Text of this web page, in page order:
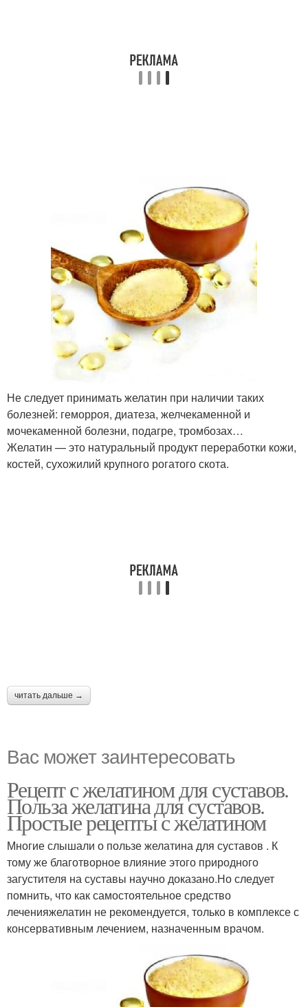
Не следует принимать желатин при наличии таких
болезней: геморроя, диатеза, желчекаменной и
мочекаменной болезни, подагре, тромбозах…
Желатин — это натуральный продукт переработки кожи,
костей, сухожилий крупного рогатого скота.
читать дальше →
Вас может заинтересовать
Рецепт с желатином для суставов.
Польза желатина для суставов.
Простые рецепты с желатином
Многие слышали о пользе желатина для суставов . К
тому же благотворное влияние этого природного
загустителя на суставы научно доказано.Но следует
помнить, что как самостоятельное средство
леченияжелатин не рекомендуется, только в комплексе с
консервативным лечением, назначенным врачом.